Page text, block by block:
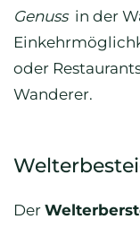
Genussin der
oder
Wanderer.
Der